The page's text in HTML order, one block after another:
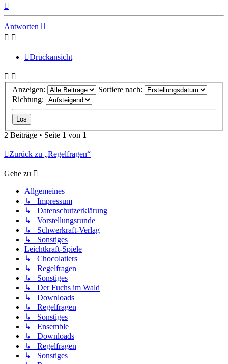
Antworten
Druckansicht
Anzeigen:
Sortiere nach:
Richtung:
2 Beiträge • Seite 1 von 1
Zurück zu „Regelfragen“
Gehe zu
Allgemeines
↳ Impressum
↳ Datenschutzerklärung
↳ Vorstellungsrunde
↳ Schwerkraft-Verlag
↳ Sonstiges
Leichtkraft-Spiele
↳ Chocolatiers
↳ Regelfragen
↳ Sonstiges
↳ Der Fuchs im Wald
↳ Downloads
↳ Regelfragen
↳ Sonstiges
↳ Ensemble
↳ Downloads
↳ Regelfragen
↳ Sonstiges